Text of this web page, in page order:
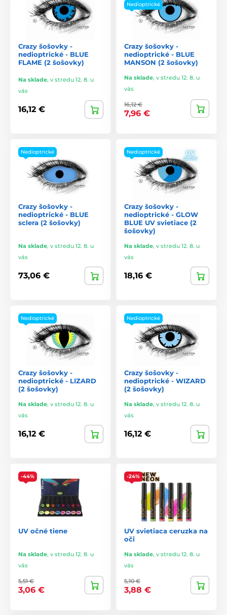
Crazy šošovky -
nedioptrické - BLUE
FLAME (2 šošovky)
Na sklade, v stredu 12. 8. u
vás
16,12 €
Nedioptrické
Crazy šošovky -
nedioptrické - BLUE
MANSON (2 šošovky)
Na sklade, v stredu 12. 8. u
vás
16,12 €
7,96 €
Nedioptrické
Crazy šošovky -
nedioptrické - BLUE
sclera (2 šošovky)
Na sklade, v stredu 12. 8. u
vás
73,06 €
Nedioptrické
Crazy šošovky -
nedioptrické - GLOW
BLUE UV svietiace (2
šošovky)
Na sklade, v stredu 12. 8. u
vás
18,16 €
Nedioptrické
Crazy šošovky -
nedioptrické - LIZARD
(2 šošovky)
Na sklade, v stredu 12. 8. u
vás
16,12 €
Nedioptrické
Crazy šošovky -
nedioptrické - WIZARD
(2 šošovky)
Na sklade, v stredu 12. 8. u
vás
16,12 €
-44%
UV očné tiene
Na sklade, v stredu 12. 8. u
vás
5,51 €
3,06 €
-24%
UV svietiaca ceruzka na
oči
Na sklade, v stredu 12. 8. u
vás
5,10 €
3,88 €